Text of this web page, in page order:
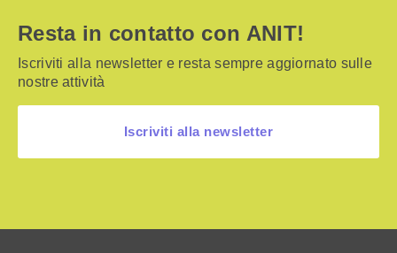
Resta in contatto con ANIT!
Iscriviti alla newsletter e resta sempre aggiornato sulle
nostre attività
Iscriviti alla newsletter